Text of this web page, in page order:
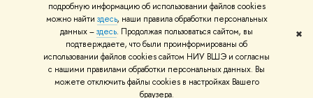
подробную информацию об использовании файлов cookies
можно найти здесь, наши правила обработки персональных
данных –здесь. Продолжая пользоваться сайтом, вы
подтверждаете, что были проинформированы об
использовании файлов cookies сайтом НИУ ВШЭ и согласны
с нашими правилами обработки персональных данных. Вы
можете отключить файлы cookies в настройках Вашего
браузера.
✖
© НИУ ВШЭ 1993–2026 Адреса и контактыУсловия
использования материалов Политика конфиденциальности
Шрифты HSE Sans и HSE Slab разработаны вШколе дизайна НИУ